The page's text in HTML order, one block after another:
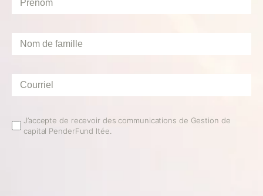
Nom
Courriel*
Email
Opt
J’accepte de recevoir des communications de Gestion de
capital PenderFund ltée.